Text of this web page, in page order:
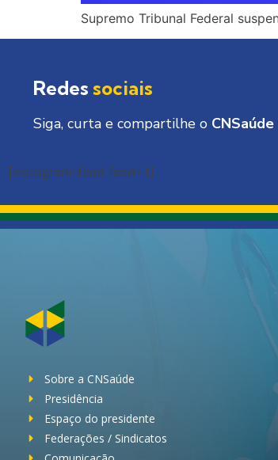
Supremo Tribunal Federal
Redes sociais
Siga, curta e compartilhe o CNSaúde
[instagram-feed feed=1]
Sobre a CNSaúde
Presidência
Espaço do presidente
Federações / Sindicatos